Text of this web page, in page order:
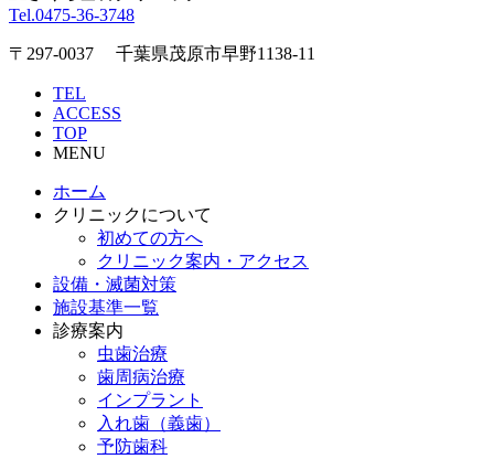
Tel.0475-36-3748
〒297-0037 千葉県茂原市早野1138-11
TEL
ACCESS
TOP
MENU
ホーム
クリニックについて
初めての方へ
クリニック案内・アクセス
設備・滅菌対策
施設基準一覧
診療案内
虫歯治療
歯周病治療
インプラント
入れ歯（義歯）
予防歯科